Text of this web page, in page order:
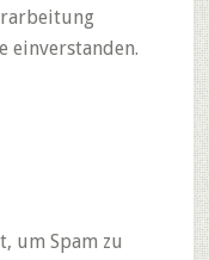
einverstanden.
um Spam zu